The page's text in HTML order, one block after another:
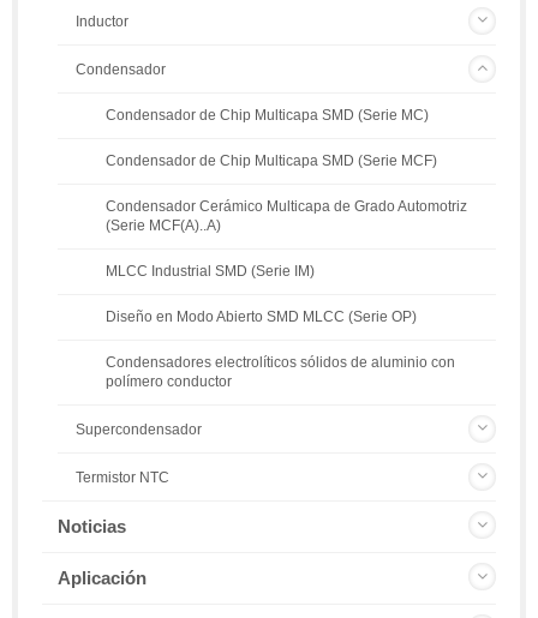
Inductor
Condensador
Condensador de Chip Multicapa SMD (Serie MC)
Condensador de Chip Multicapa SMD (Serie MCF)
Condensador Cerámico Multicapa de Grado Automotriz
(Serie MCF(A)..A)
MLCC Industrial SMD (Serie IM)
Diseño en Modo Abierto SMD MLCC (Serie OP)
Condensadores electrolíticos sólidos de aluminio con
polímero conductor
Supercondensador
Termistor NTC
Noticias
Aplicación